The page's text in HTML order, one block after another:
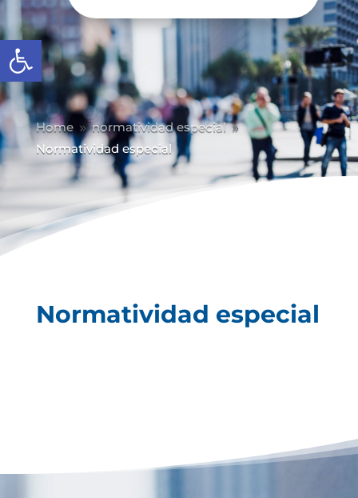
Abrir barra de herramientas
Home 9 normatividad especial 9
Normatividad especial
Normatividad especial